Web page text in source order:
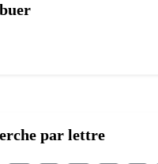
par lettre